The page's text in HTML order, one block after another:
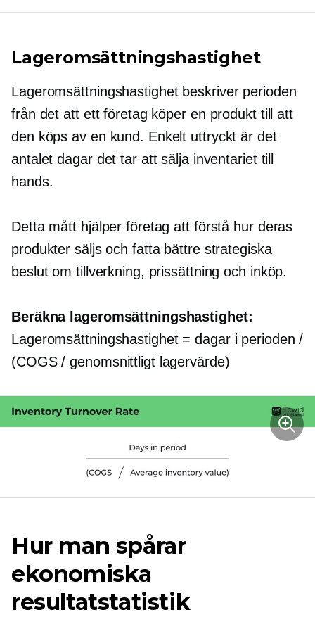
Lageromsättningshastighet
Lageromsättningshastighet beskriver perioden
från det att ett företag köper en produkt till att
den köps av en kund. Enkelt uttryckt är det
antalet dagar det tar att sälja inventariet till
hands.
Detta mått hjälper företag att förstå hur deras
produkter säljs och fatta bättre strategiska
beslut om tillverkning, prissättning och inköp.
Beräkna lageromsättningshastighet:
Lageromsättningshastighet = dagar i perioden /
(COGS / genomsnittligt lagervärde)
Hur man spårar
ekonomiska
resultatstatistik